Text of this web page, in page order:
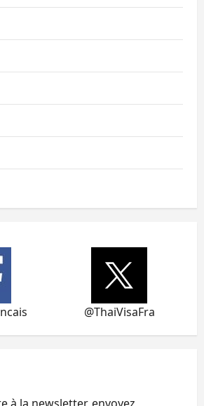
@ThaiVisaFra
à la newsletter, envoyez